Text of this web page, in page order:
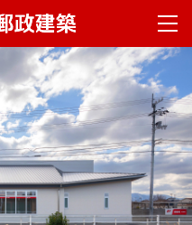
からヘッダーメニューです。
ダーメニューはここまでです。